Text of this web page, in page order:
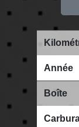
Année
Boîte